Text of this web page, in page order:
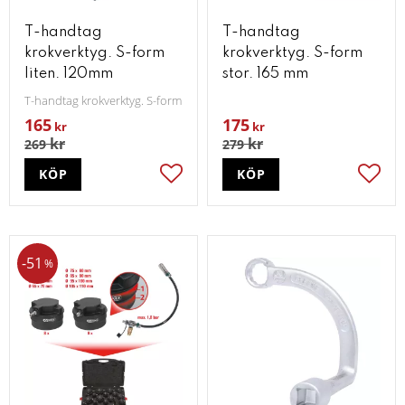
T-handtag
krokverktyg. S-form
liten. 120mm
T-handtag krokverktyg. S-form. liten. 120mm
165 kr
269kr
Lägg till i favoriter
KÖP
T-handtag
krokverktyg. S-form
stor. 165 mm
175 kr
279kr
KÖP
51 %